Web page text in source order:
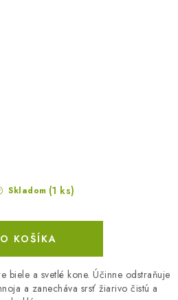
Skladom (1 ks)
KOŠÍKA
biele a svetlé kone. Účinne odstraňuje
a zanecháva srsť žiarivo čistú a